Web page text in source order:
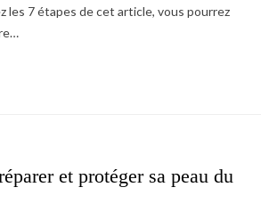
les 7 étapes de cet article, vous pourrez
et protéger sa peau du